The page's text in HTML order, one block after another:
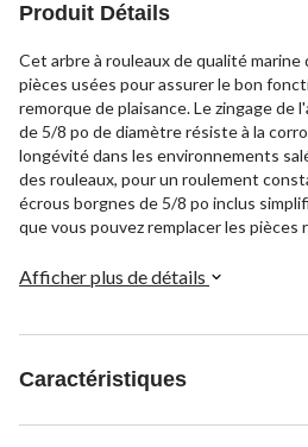
Produit Détails
Cet arbre à rouleaux de qualité marine
pièces usées pour assurer le bon
remorque de plaisance. Le zingage de
de 5/8 po de diamètre résiste à la
longévité dans les environnements
des rouleaux, pour un roulement
écrous borgnes de 5/8 po inclus
que vous pouvez remplacer les
professionnel, cet arbre durable
Afficher plus de détails
Caractéristiques